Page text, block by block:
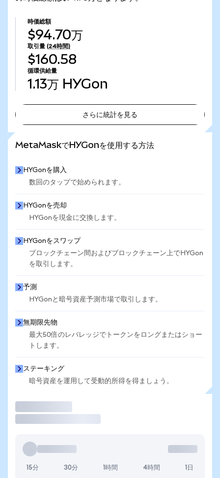
時価総額
$94.70万
取引量 (24時間)
$160.58
循環供給量
1.13万 HYGon
さらに統計を見る
MetaMaskでHYGonを使用する方法
HYGonを購入
数回のタップで始められます。
HYGonを売却
HYGonを現金に交換します。
HYGonをスワップ
ブロックチェーン間およびブロックチェーン上でHYGon
を取引します。
予測
HYGonと暗号資産予測市場で取引します。
無期限先物
最大50倍のレバレッジでトークンをロングまたはショー
トします。
ステーキング
暗号資産を運用して受動的所得を得ましょう。
15分 30分 1時間 4時間 1日